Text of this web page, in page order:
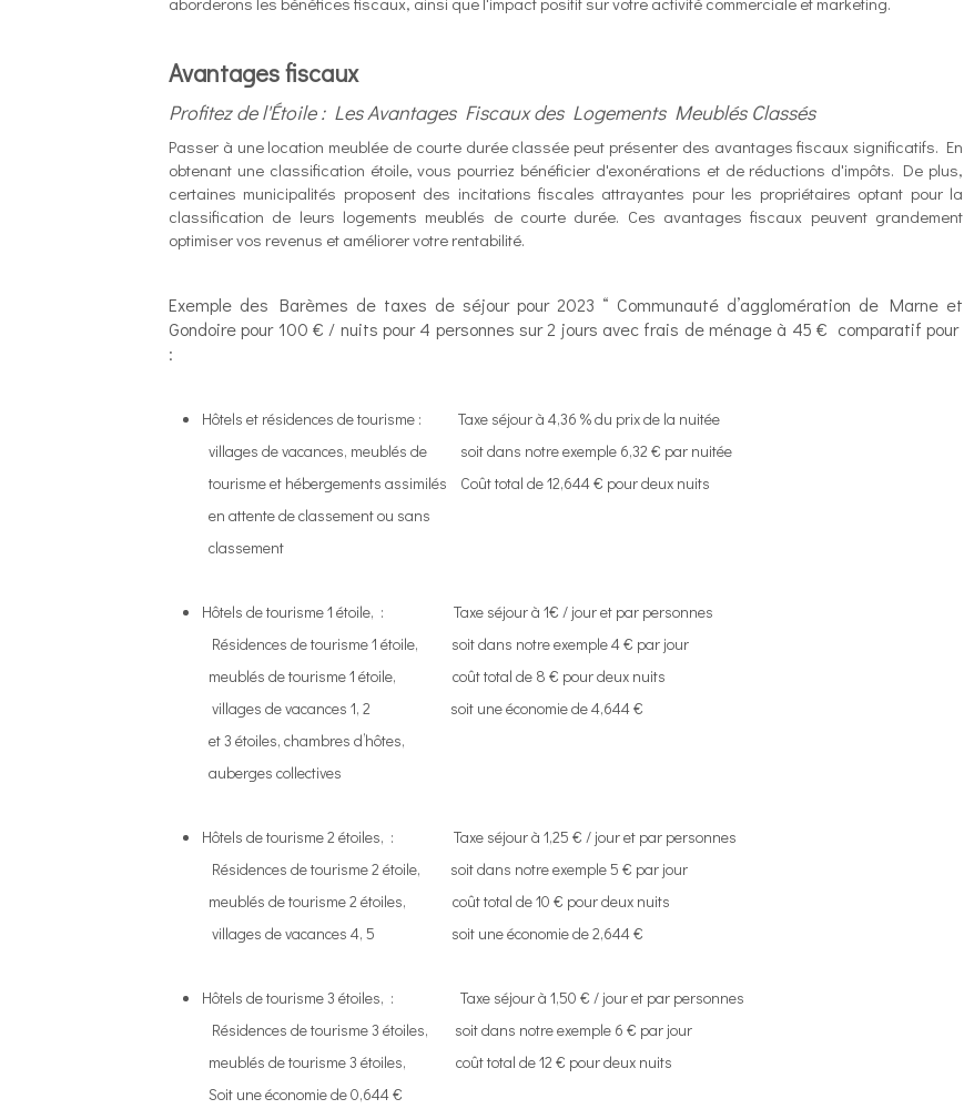
Avantages fiscaux
Profitez de l'Étoile : Les Avantages Fiscaux des Logements Meublés Classés
Passer à une location meublée de courte durée classée peut présenter des avantages fiscaux significatifs. En
obtenant une classification étoile, vous pourriez bénéficier d'exonérations et de réductions d'impôts. De plus,
certaines municipalités proposent des incitations fiscales attrayantes pour les propriétaires optant pour la
classification de leurs logements meublés de courte durée. Ces avantages fiscaux peuvent grandement
optimiser vos revenus et améliorer votre rentabilité.
Exemple des Barèmes de taxes de séjour pour 2023 “ Communauté d’agglomération de Marne et
Gondoire pour 100 € / nuits pour 4 personnes sur 2 jours avec frais de ménage à 45 € comparatif pour
:
Hôtels et résidences de tourisme : Taxe séjour à 4,36 % du prix de la nuitée
villages de vacances, meublés de soit dans notre exemple 6,32 € par nuitée
tourisme et hébergements assimilés Coût total de 12,644 € pour deux nuits
en attente de classement ou sans
classement
Hôtels de tourisme 1 étoile, : Taxe séjour à 1€ / jour et par personnes
Résidences de tourisme 1 étoile, soit dans notre exemple 4 € par jour
meublés de tourisme 1 étoile, coût total de 8 € pour deux nuits
villages de vacances 1, 2 soit une économie de 4,644 €
et 3 étoiles, chambres d’hôtes,
auberges collectives
Hôtels de tourisme 2 étoiles, : Taxe séjour à 1,25 € / jour et par personnes
Résidences de tourisme 2 étoile, soit dans notre exemple 5 € par jour
meublés de tourisme 2 étoiles, coût total de 10 € pour deux nuits
villages de vacances 4, 5 soit une économie de 2,644 €
Hôtels de tourisme 3 étoiles, : Taxe séjour à 1,50 € / jour et par personnes
Résidences de tourisme 3 étoiles, soit dans notre exemple 6 € par jour
meublés de tourisme 3 étoiles, coût total de 12 € pour deux nuits
Soit une économie de 0,644 €